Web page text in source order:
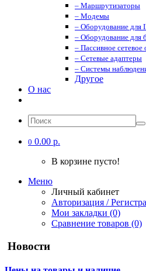
– Маршрутизаторы
– Модемы
– Оборудование для
– Оборудование для
– Пассивное сетевое
– Сетевые адаптеры
– Системы
Другое
О нас
0 0.00 р.
В корзине пусто!
Меню
Личный кабинет
Авторизация /
Мои закладки (0)
Сравнение товаров (0)
Новости